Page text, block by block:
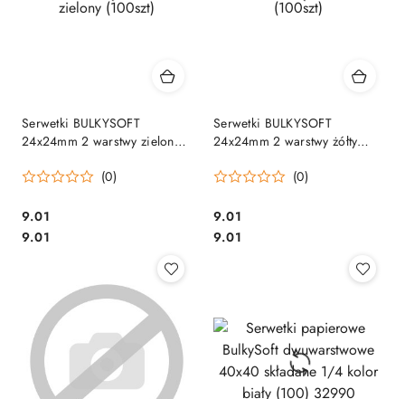
Serwetki BULKYSOFT
24x24mm 2 warstwy zielony
(0)
Cena:
9.01
Cena:
9.01
Serwetki BULKYSOFT
24x24mm 2 warstwy żółty
(0)
Cena:
9.01
Cena:
9.01